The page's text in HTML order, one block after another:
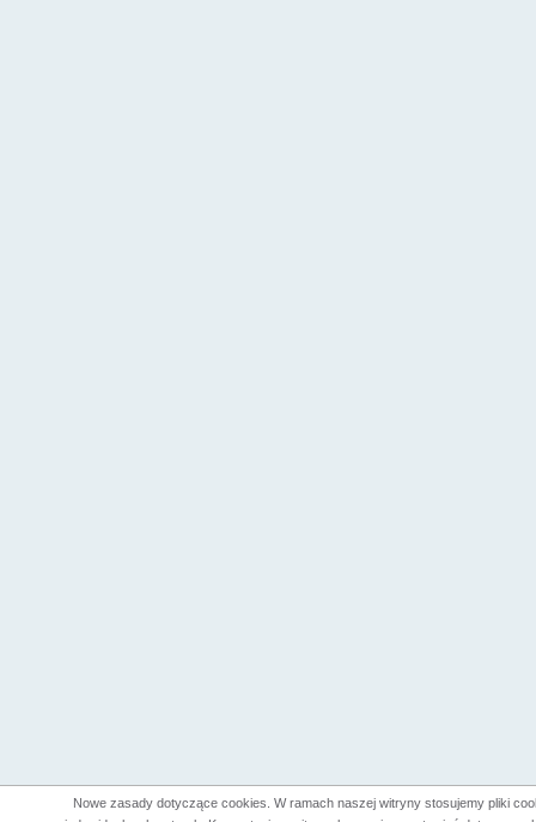
Nowe zasady dotyczące cookies. W ramach naszej witryny stosujemy pliki